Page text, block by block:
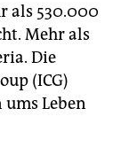
als 530.000
Mehr als
Die
(ICG)
ums Leben